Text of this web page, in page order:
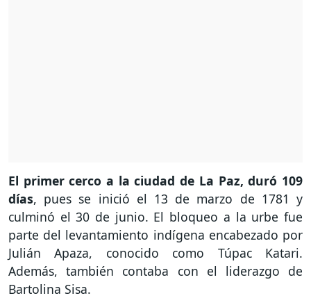
El primer cerco a la ciudad de La Paz, duró 109
días, pues se inició el 13 de marzo de 1781 y
culminó el 30 de junio. El bloqueo a la urbe fue
parte del levantamiento indígena encabezado por
Julián Apaza, conocido como Túpac Katari.
Además, también contaba con el liderazgo de
Bartolina Sisa.